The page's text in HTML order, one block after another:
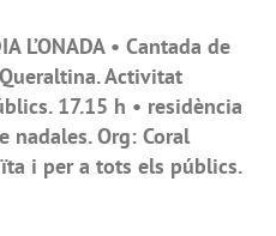
L’ONADA • Cantada de
Activitat
17.15 h • residència
nadales. Org: Coral
i per a tots els públics.